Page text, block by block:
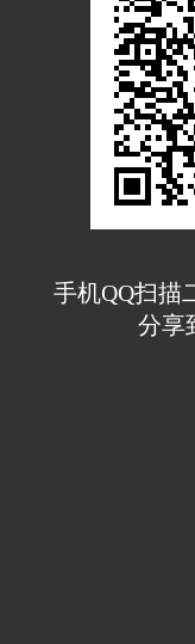
手机QQ扫描
分享